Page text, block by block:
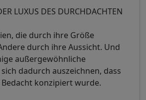
LUXUS DES DURCHDACHTEN
die durch ihre Größe
durch ihre Aussicht. Und
außergewöhnliche
dadurch auszeichnen, dass
konzipiert wurde.